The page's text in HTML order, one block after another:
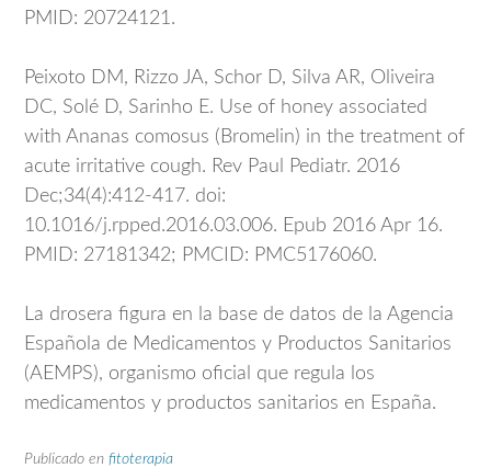
PMID: 20724121.
Peixoto DM, Rizzo JA, Schor D, Silva AR, Oliveira
DC, Solé D, Sarinho E. Use of honey associated
with Ananas comosus (Bromelin) in the treatment of
acute irritative cough. Rev Paul Pediatr. 2016
Dec;34(4):412-417. doi:
10.1016/j.rpped.2016.03.006. Epub 2016 Apr 16.
PMID: 27181342; PMCID: PMC5176060.
La drosera figura en la base de datos de la Agencia
Española de Medicamentos y Productos Sanitarios
(AEMPS), organismo oficial que regula los
medicamentos y productos sanitarios en España.
Publicado en fitoterapia